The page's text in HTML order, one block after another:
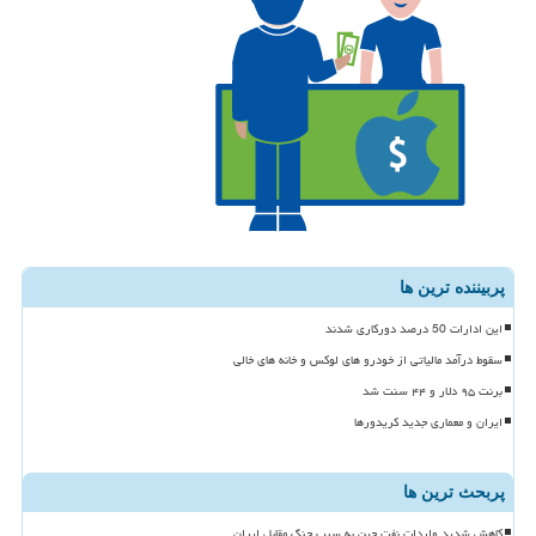
پربیننده ترین ها
این ادارات 50 درصد دورکاری شدند
سقوط درآمد مالیاتی از خودرو های لوکس و خانه های خالی
برنت ۹۵ دلار و ۴۴ سنت شد
ایران و معماری جدید کریدورها
پربحث ترین ها